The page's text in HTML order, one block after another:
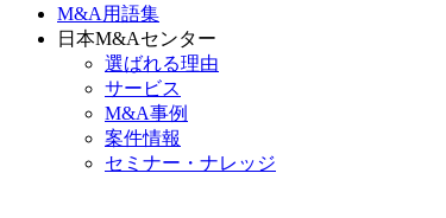
M&A用語集
日本M&Aセンター
選ばれる理由
サービス
M&A事例
案件情報
セミナー・ナレッジ